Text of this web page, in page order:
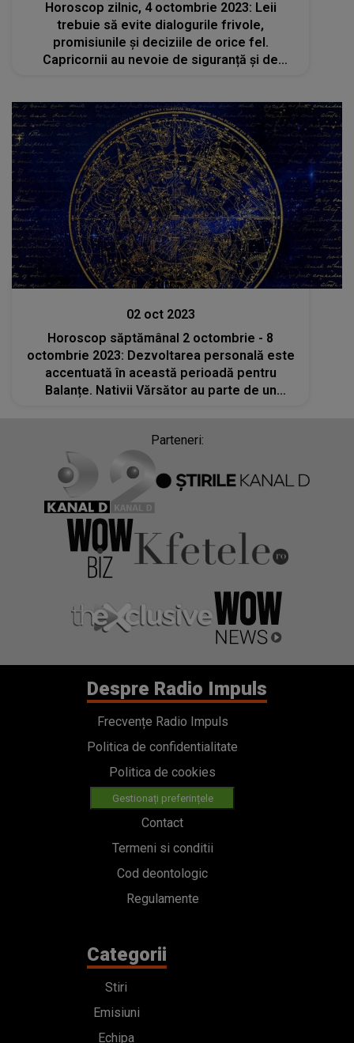
Horoscop zilnic, 4 octombrie 2023: Leii
trebuie să evite dialogurile frivole,
promisiunile și deciziile de orice fel.
Capricornii au nevoie de siguranță și de
Stiri
02 oct 2023
Horoscop săptămânal 2 octombrie - 8
octombrie 2023: Dezvoltarea personală este
accentuată în această perioadă pentru
Balanțe. Nativii Vărsător au parte de un
Parteneri:
Despre Radio Impuls
Frecvențe Radio Impuls
Politica de confidentialitate
Politica de cookies
Gestionați preferințele
Contact
Termeni si conditii
Cod deontologic
Regulamente
Categorii
Stiri
Emisiuni
Echipa